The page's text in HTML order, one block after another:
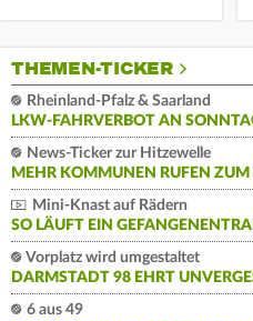
THEMEN-TICKER
Rheinland-Pfalz & Saarland
LKW-FAHRVERBOT AN
News-Ticker zur Hitzewelle
MEHR KOMMUNEN RUFEN ZUM
Mini-Knast auf Rädern
SO LÄUFT EIN
Vorplatz wird umgestaltet
DARMSTADT 98 EHRT
6 aus 49